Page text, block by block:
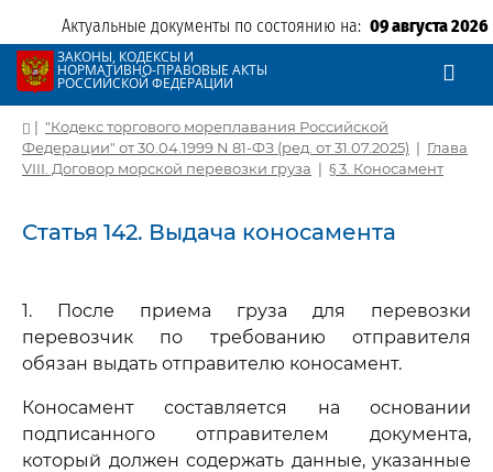
Актуальные документы по состоянию на: 09 августа 2026
ЗАКОНЫ, КОДЕКСЫ И
НОРМАТИВНО-ПРАВОВЫЕ АКТЫ
РОССИЙСКОЙ ФЕДЕРАЦИИ
| "Кодекс торгового мореплавания Российской
Федерации" от 30.04.1999 N 81-ФЗ (ред. от 31.07.2025) | Глава
VIII. Договор морской перевозки груза | § 3. Коносамент
Статья 142. Выдача коносамента
1. После приема груза для перевозки
перевозчик по требованию отправителя
обязан выдать отправителю коносамент.
Коносамент составляется на основании
подписанного отправителем документа,
который должен содержать данные, указанные